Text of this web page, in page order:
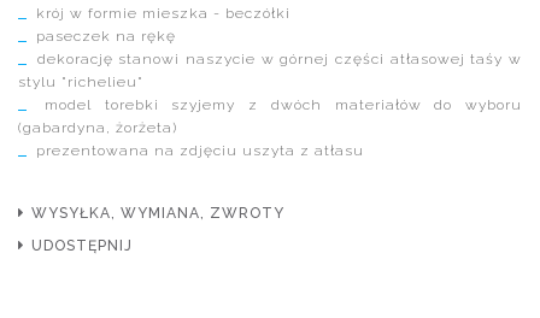
krój w formie mieszka - beczółki
paseczek na rękę
dekorację stanowi naszycie w górnej części atłasowej taśy w
stylu "richelieu"
model torebki szyjemy z dwóch materiałów do wyboru
(gabardyna, żorżeta)
prezentowana na zdjęciu uszyta z atłasu
WYSYŁKA, WYMIANA, ZWROTY
UDOSTĘPNIJ